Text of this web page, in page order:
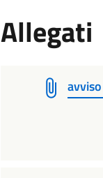
Allegati